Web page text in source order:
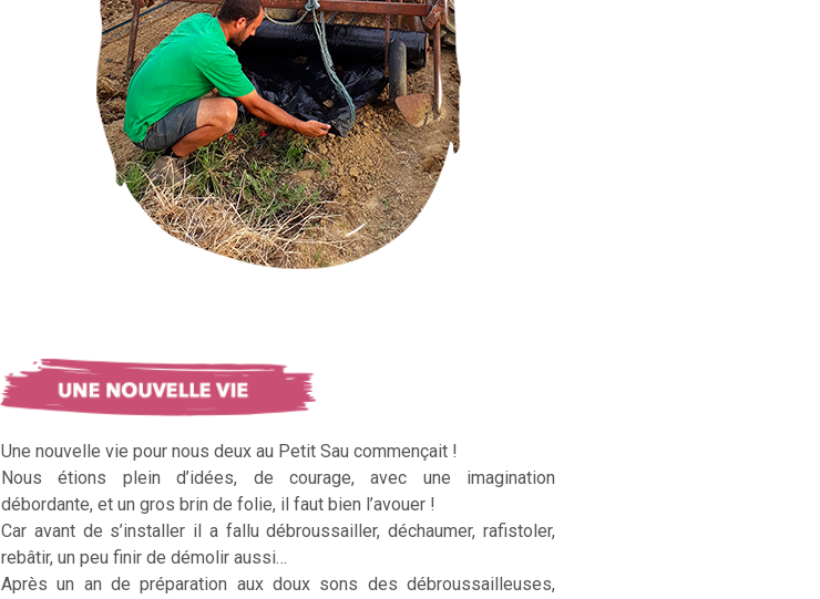
Une nouvelle vie pour nous deux au Petit Sau commençait !
Nous étions plein d’idées, de courage, avec une imagination
débordante, et un gros brin de folie, il faut bien l’avouer !
Car avant de s’installer il a fallu débroussailler, déchaumer, rafistoler,
rebâtir, un peu finir de démolir aussi…
Après un an de préparation aux doux sons des débroussailleuses,